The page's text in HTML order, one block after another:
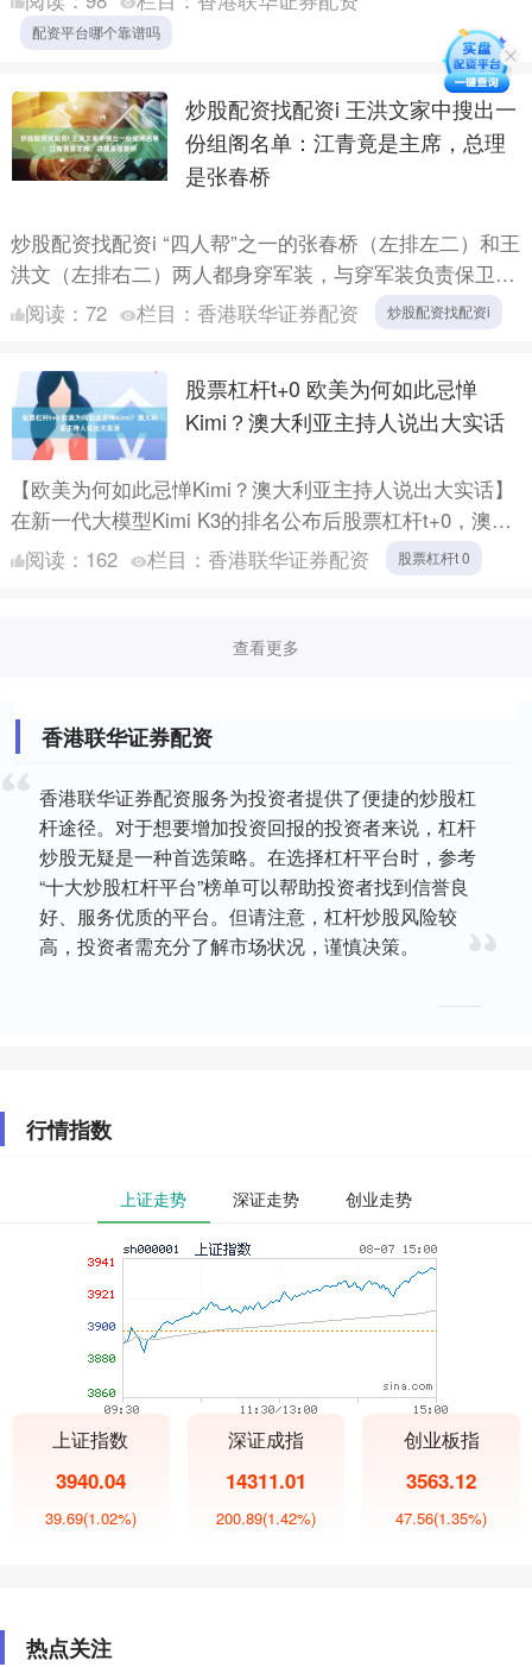
中、脊髓....
配资平台哪个靠谱吗
炒股配资找配资i 王洪文家中搜出一
份组阁名单：江青竟是主席，总理
是张春桥
炒股配资找配资i “四人帮”之一的张春桥（左排左二）和王
洪文（左排右二）两人都身穿军装，与穿军装负责保卫毛
泽东的汪东兴（左排右一），形成一种很有趣的对比现
阅读： 72 栏目： 香港联华证券配资 炒股配资找配资i
股票杠杆t+0 欧美为何如此忌惮
Kimi？澳大利亚主持人说出大实话
【欧美为何如此忌惮Kimi？澳大利亚主持人说出大实话】
在新一代大模型Kimi K3的排名公布后股票杠杆t+0，澳大
利亚媒体对此反应尤为激烈。 一个澳大利亚主持人....
阅读： 162 栏目： 香港联华证券配资 股票杠杆t 0
查看更多
香港联华证券配资
香港联华证券配资服务为投资者提供了便捷的炒股杠
杆途径。对于想要增加投资回报的投资者来说，杠杆
炒股无疑是一种首选策略。在选择杠杆平台时，参考
“十大炒股杠杆平台”榜单可以帮助投资者找到信誉良
好、服务优质的平台。但请注意，杠杆炒股风险较
高，投资者需充分了解市场状况，谨慎决策。
行情指数
上证走势 深证走势 创业走势
上证指数
3940.04
39.69(1.02%)
深证成指
14311.01
200.89(1.42%)
创业板指
3563.12
47.56(1.35%)
热点关注